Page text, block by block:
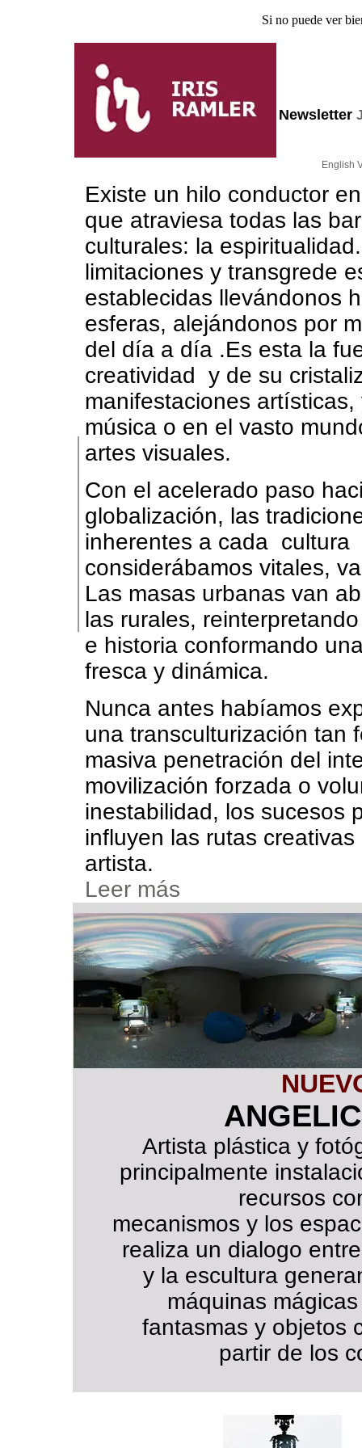
Si no puede ver
Newsletter
English
Existe un hilo conductor
que atraviesa todas las
culturales: la
limitaciones y transgrede
establecidas llevándonos
esferas, alejándonos por
del día a día .Es esta la
creatividad y de su
manifestaciones
música o en el vasto
artes visuales.
Con el acelerado paso
globalización, las
inherentes a cada
considerábamos vitales,
Las masas urbanas van
las rurales,
e historia conformando
fresca y dinámica.
Nunca antes habíamos
una transculturización tan
masiva penetración del
movilización forzada o
inestabilidad, los sucesos
influyen las rutas creativas
artista.
Leer más
Artista plástica y
principalmente
recursos
mecanismos y los
realiza un dialogo
y la escultura
máquinas
fantasmas y objetos
partir de los